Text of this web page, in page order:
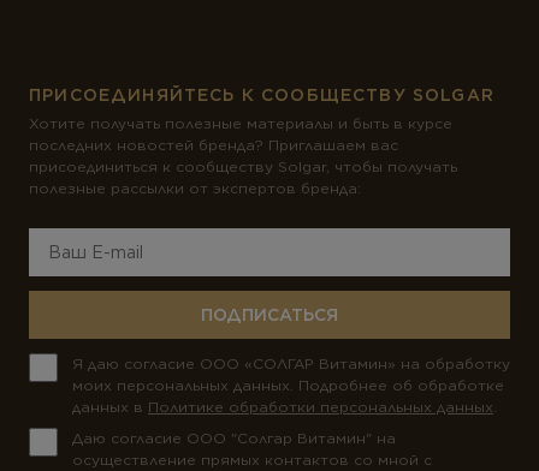
ПРИСОЕДИНЯЙТЕСЬ К СООБЩЕСТВУ SOLGAR
Хотите получать полезные материалы и быть в курсе
последних новостей бренда? Приглашаем вас
присоединиться к сообществу Solgar, чтобы получать
полезные рассылки от экспертов бренда:
ПОДПИСАТЬСЯ
Я даю согласие ООО «СОЛГАР Витамин» на обработку
моих персональных данных. Подробнее об обработке
данных в Политике обработки персональных данных.
Даю согласие ООО "Солгар Витамин" на
осуществление прямых контактов со мной с